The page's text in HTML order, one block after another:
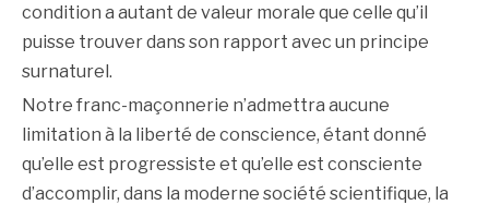
condition a autant de valeur morale que celle qu’il
puisse trouver dans son rapport avec un principe
surnaturel.
Notre franc-maçonnerie n’admettra aucune
limitation à la liberté de conscience, étant donné
qu’elle est progressiste et qu’elle est consciente
d’accomplir, dans la moderne société scientifique, la